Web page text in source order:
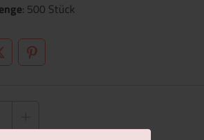
: 500 Stück
Pinterest